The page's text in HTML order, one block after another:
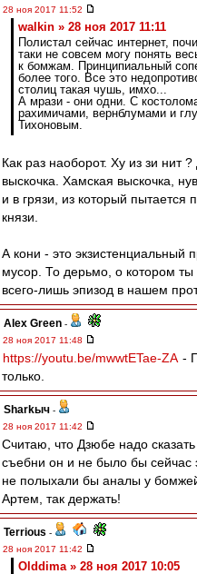
28 ноя 2017 11:52
walkin » 28 ноя 2017 11:11
Полистал сейчас интернет,
таки не совсем могу понять
к бомжам. Принципиальный
более того. Все это
столиц такая чушь, имхо...
А мрази - они одни. С
рахимичами, вернблумами и
Тихоновым.
Как раз наоборот. Ху из зи нит ?
выскочка. Хамская выскочка,
и в грязи, из который пытается
князи.
А кони - это экзистенциальный
мусор. То дерьмо, о котором ты
всего-лишь эпизод в нашем
Alex Green -
28 ноя 2017 11:48
https://youtu.be/mwwtETae-ZA -
только.
Sharkыч -
28 ноя 2017 11:42
Считаю, что Дзюбе надо
съебни он и не было бы сейчас
не полыхали бы аналы у
Артем, так держать!
Terrious -
28 ноя 2017 11:42
Olddima » 28 ноя 2017 10:05